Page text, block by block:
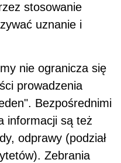
stosowanie
uznanie i
nie ogranicza się
prowadzenia
Bezpośrednimi
informacji są też
odprawy (podział
Zebrania